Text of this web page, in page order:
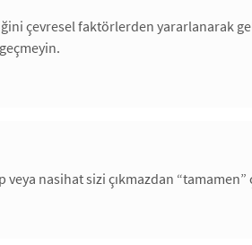
çevresel faktörlerden yararlanarak
nasihat sizi çıkmazdan “tamamen”